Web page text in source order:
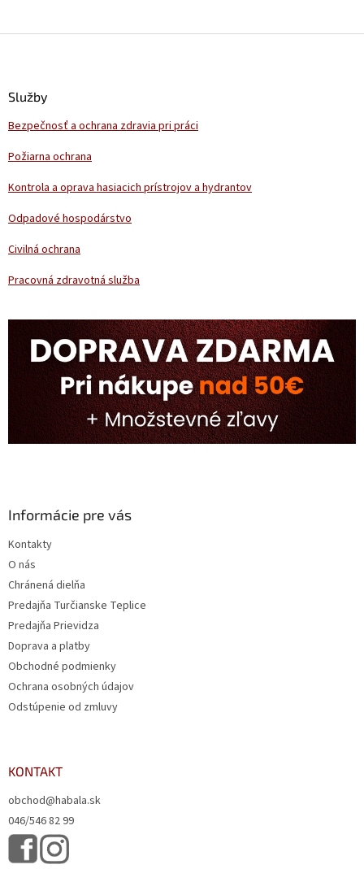
Služby
Bezpečnosť a ochrana zdravia pri práci
Požiarna ochrana
Kontrola a oprava hasiacich prístrojov a hydrantov
Odpadové hospodárstvo
Civilná ochrana
Pracovná zdravotná služba
Informácie pre vás
Kontakty
O nás
Chránená dielňa
Predajňa Turčianske Teplice
Predajňa Prievidza
Doprava a platby
Obchodné podmienky
Ochrana osobných údajov
Odstúpenie od zmluvy
KONTAKT
obchod@habala.sk
046/546 82 99